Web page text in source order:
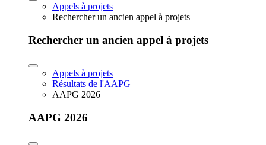
Appels à projets
Rechercher un ancien appel à projets
Rechercher un ancien appel à projets
Appels à projets
Résultats de l'AAPG
AAPG 2026
AAPG 2026